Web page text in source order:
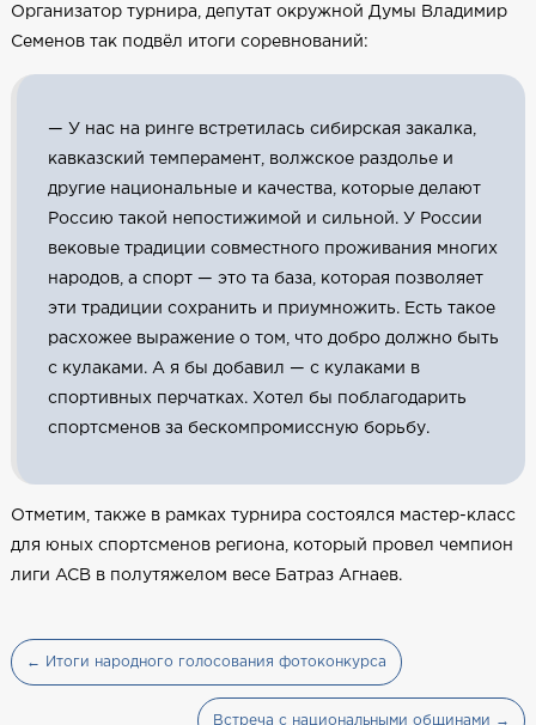
Организатор турнира, депутат окружной Думы Владимир
Семенов так подвёл итоги соревнований:
— У нас на ринге встретилась сибирская закалка,
кавказский темперамент, волжское раздолье и
другие национальные и качества, которые делают
Россию такой непостижимой и сильной. У России
вековые традиции совместного проживания многих
народов, а спорт — это та база, которая позволяет
эти традиции сохранить и приумножить. Есть такое
расхожее выражение о том, что добро должно быть
с кулаками. А я бы добавил — с кулаками в
спортивных перчатках. Хотел бы поблагодарить
спортсменов за бескомпромиссную борьбу.
Отметим, также в рамках турнира состоялся мастер-класс
для юных спортсменов региона, который провел чемпион
лиги ACB в полутяжелом весе Батраз Агнаев.
← Итоги народного голосования фотоконкурса
Встреча с национальными общинами →